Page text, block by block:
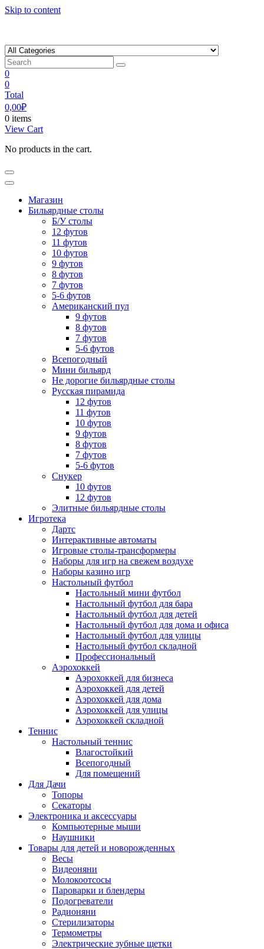
Skip to content
0
0
Total
0,00₽
0 items
View Cart
No products in the cart.
Магазин
Бильярдные столы
Б/У столы
12 футов
11 футов
10 футов
9 футов
8 футов
7 футов
5-6 футов
Американский пул
9 футов
8 футов
7 футов
5-6 футов
Всепогодный
Мини бильярд
Не дорогие бильярдные столы
Русская пирамида
12 футов
11 футов
10 футов
9 футов
8 футов
7 футов
5-6 футов
Снукер
10 футов
12 футов
Элитные бильярдные столы
Игротека
Дартс
Интерактивные автоматы
Игровые столы-трансформеры
Наборы для игр на свежем воздухе
Наборы казино игр
Настольный футбол
Настольный мини футбол
Настольный футбол для бара
Настольный футбол для детей
Настольный футбол для дома и офиса
Настольный футбол для улицы
Настольный футбол складной
Профессиональный
Аэрохоккей
Аэрохоккей для бизнеса
Аэрохоккей для детей
Аэрохоккей для дома
Аэрохоккей для улицы
Аэрохоккей складной
Теннис
Настольный теннис
Влагостойкий
Всепогодный
Для помещений
Для Дачи
Топоры
Секаторы
Электроника и аксессуары
Компьютерные мыши
Наушники
Товары для детей и новорожденных
Весы
Видеоняни
Молокоотсосы
Пароварки и блендеры
Подогреватели
Радионяни
Стерилизаторы
Термометры
Электрические зубные щетки